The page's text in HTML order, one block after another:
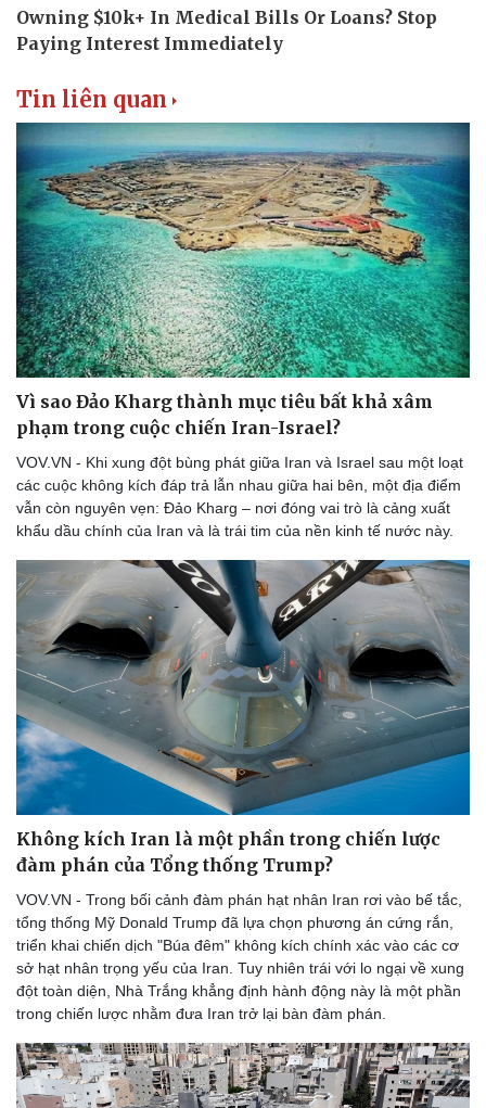
Thể thao
Bóng đá
Lịch thi đấu bóng đá
eSports
Hậu trường
Ô tô - Xe máy
Ô tô
Xe máy
Tin liên quan
Vì sao Đảo Kharg thành mục tiêu bất khả xâm
phạm trong cuộc chiến Iran-Israel?
VOV.VN - Khi xung đột bùng phát giữa Iran và Israel sau một loạt
các cuộc không kích đáp trả lẫn nhau giữa hai bên, một địa điểm
vẫn còn nguyên vẹn: Đảo Kharg – nơi đóng vai trò là cảng xuất
khẩu dầu chính của Iran và là trái tim của nền kinh tế nước này.
Không kích Iran là một phần trong chiến lược
đàm phán của Tổng thống Trump?
VOV.VN - Trong bối cảnh đàm phán hạt nhân Iran rơi vào bế tắc,
tổng thống Mỹ Donald Trump đã lựa chọn phương án cứng rắn,
triển khai chiến dịch "Búa đêm" không kích chính xác vào các cơ
sở hạt nhân trọng yếu của Iran. Tuy nhiên trái với lo ngại về xung
đột toàn diện, Nhà Trắng khẳng định hành động này là một phần
trong chiến lược nhằm đưa Iran trở lại bàn đàm phán.